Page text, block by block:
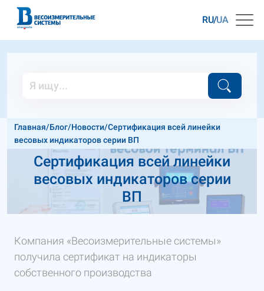
RU UA
Главная/Блог/Новости/Сертификация всей линейки
весовых индикаторов серии ВП
Сертификация всей линейки
весовых индикаторов серии
ВП
Компания «Весоизмерительные системы»
получила сертификат на индикаторы
собственного производства